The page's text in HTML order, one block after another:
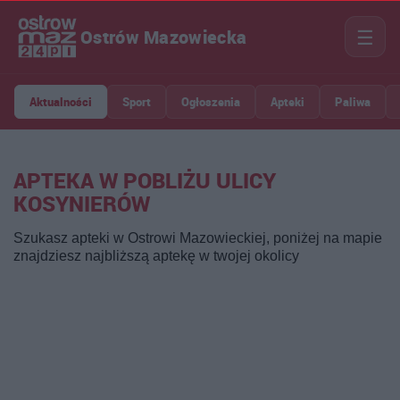
Ostrów Mazowiecka ☰
Aktualności Sport Ogłoszenia Apteki Paliwa
APTEKA W POBLIŻU ULICY
KOSYNIERÓW
Szukasz apteki w Ostrowi Mazowieckiej, poniżej na mapie
znajdziesz najbliższą aptekę w twojej okolicy